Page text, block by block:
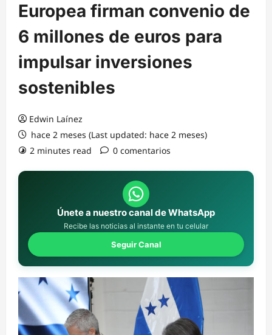
Europea firman convenio de
6 millones de euros para
impulsar inversiones
sostenibles
Edwin Laínez
hace 2 meses (Last updated: hace 2 meses)
2 minutes read
0 comentarios
Únete a nuestro canal de WhatsApp
Recibe las noticias al instante en tu celular
Seguir Canal